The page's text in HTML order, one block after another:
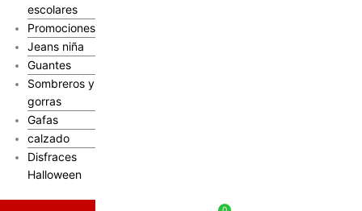
escolares
Promociones
Jeans niña
Guantes
Sombreros y
gorras
Gafas
calzado
Disfraces
Halloween